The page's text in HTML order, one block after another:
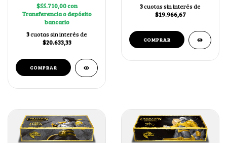
$55.710,00con
Transferencia o depósito
bancario
3cuotas sin interés de
$20.633,33
3cuotas sin interés de
$19.966,67